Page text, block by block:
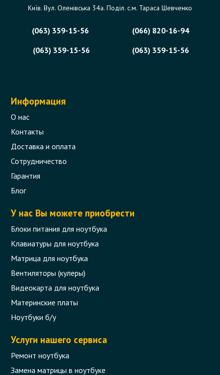
Київ. Вул. Оленівська 34а. Поділ. с.м. Тараса Шевченко
(063) 359-15-56
(066) 820-16-94
(063) 359-15-56
(063) 359-15-56
Информация
О нас
Контакты
Доставка и оплата
Сотрудничество
Гарантия
Блог
У нас Вы можете приобрести
Блоки питания для ноутбука
Клавиатуры для ноутбука
Матрица для ноутбука
Вентиляторы (кулеры)
Видеокарта для ноутбука
Материнские платы
Ноутбуки б/у
Услуги нашего сервиса
Ремонт ноутбука
Замена матрицы в ноутбуке